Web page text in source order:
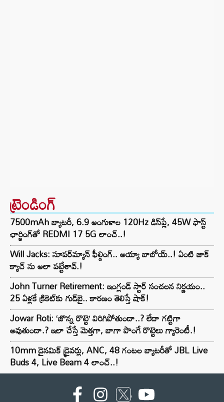
ట్రెండింగ్‌
7500mAh బ్యాటరీ, 6.9 అంగుళాల 120Hz డిస్‌ప్లే, 45W ఫాస్ట్
ఛార్జింగ్‌తో REDMI 17 5G లాంచ్..!
Will Jacks: సూపర్‌మ్యాన్ ఫీల్డింగ్.. అయ్యా బాబోయ్..! ఏంటి జాక్
క్యాచ్ ను అలా పట్టేశావ్.!
John Turner Retirement: ఇంగ్లండ్ స్టార్ సంచలన నిర్ణయం..
25 ఏళ్లకే క్రికెట్‌కు గుడ్‌బై.. కారణం తెలిస్తే షాక్!
Jowar Roti: ‘జొన్న రొట్టె’ విరిగిపోతుందా..? లేదా గట్టిగా
అవుతుందా.? ఇలా చేస్తే మెత్తగా, బాగా పొంగే రొట్టెలు గ్యారెంటీ.!
10mm డైనమిక్ డ్రైవర్లు, ANC, 48 గంటల బ్యాటరీతో JBL Live
Buds 4, Live Beam 4 లాంచ్..!